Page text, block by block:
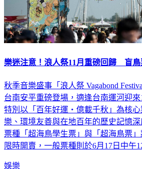
樂迷注意！浪人祭11月重磅回歸 盲鳥
秋季音樂盛事「浪人祭 Vagabond
台南安平重磅登場，適逢台南運河迎
特別以「百年好運・億載千秋」為核
樂、環境友善與在地百年的歷史記憶
票種「超海鳥學生票」與「超海鳥票
限時開賣，一般票種則於6月17日中午
娛樂